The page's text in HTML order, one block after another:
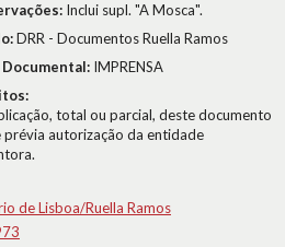
Inclui supl. "A Mosca".
DRR - Documentos Ruella Ramos
IMPRENSA
total ou parcial, deste documento
prévia autorização da entidade
de Lisboa/Ruella Ramos